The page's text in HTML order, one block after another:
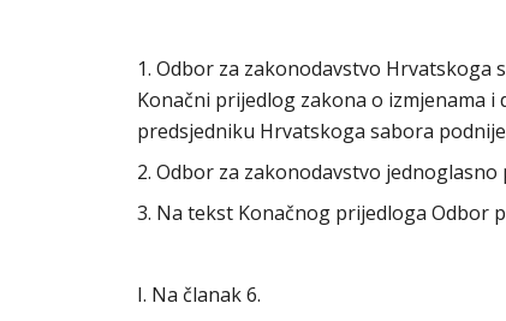
1. Odbor za zakonodavstvo Hrvatskoga
Konačni prijedlog zakona o izmjenama i
predsjedniku Hrvatskoga sabora
2. Odbor za zakonodavstvo
3. Na tekst Konačnog prijedloga Odbor
I. Na članak 6.